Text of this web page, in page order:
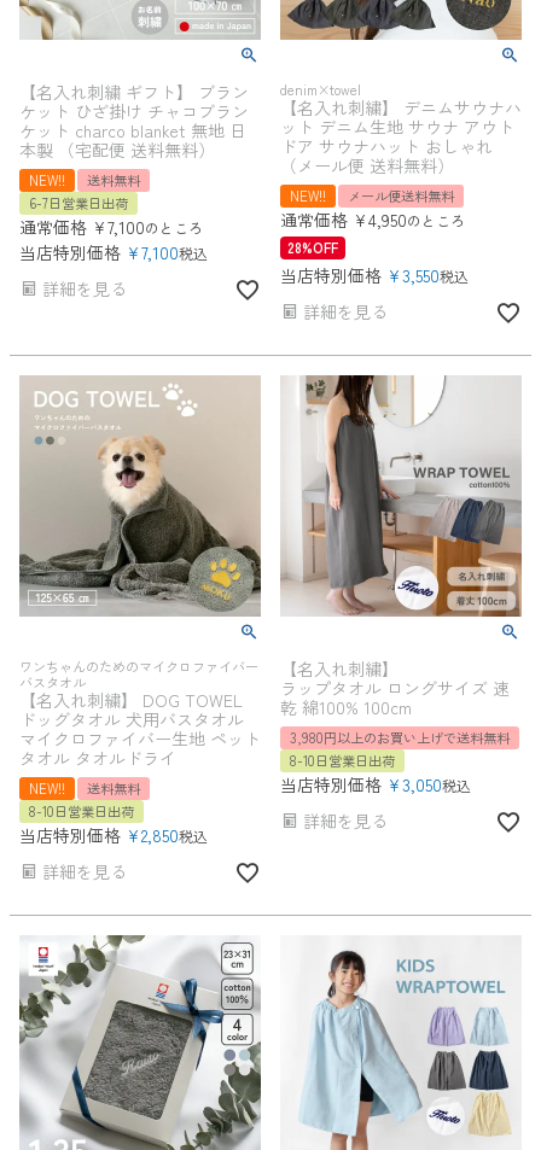
【名入れ刺繍 ギフト】 ブラン
ケット ひざ掛け チャコブラン
ケット charco blanket 無地 日
本製 （宅配便 送料無料）
NEW!!
送料無料
6-7日営業日出荷
通常価格 ¥7,100のところ
当店特別価格 ¥7,100税込
詳細を見る
denim×towel
【名入れ刺繍】 デニムサウナハ
ット デニム生地 サウナ アウト
ドア サウナハット おしゃれ
（メール便 送料無料）
NEW!! メール便送料無料
通常価格 ¥4,950のところ
28%OFF
当店特別価格 ¥3,550税込
詳細を見る
ワンちゃんのためのマイクロファイバー
バスタオル
【名入れ刺繍】 DOG TOWEL
ドッグタオル 犬用バスタオル
マイクロファイバー生地 ペット
タオル タオルドライ
NEW!!
送料無料
8-10日営業日出荷
当店特別価格 ¥2,850税込
詳細を見る
【名入れ刺繍】
ラップタオル ロングサイズ 速
乾 綿100% 100cm
3,980円以上のお買い上げで送料無料
8-10日営業日出荷
当店特別価格 ¥3,050税込
詳細を見る